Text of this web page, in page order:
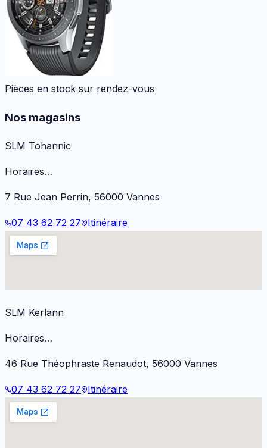
Pièces en stock sur rendez-vous
Nos magasins
SLM Tohannic
Horaires…
7 Rue Jean Perrin, 56000 Vannes
07 43 62 72 27 Itinéraire
SLM Kerlann
Horaires…
46 Rue Théophraste Renaudot, 56000 Vannes
07 43 62 72 27 Itinéraire